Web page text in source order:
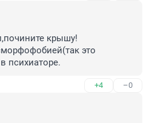
крышу!
это
психиаторе.
+4 –0